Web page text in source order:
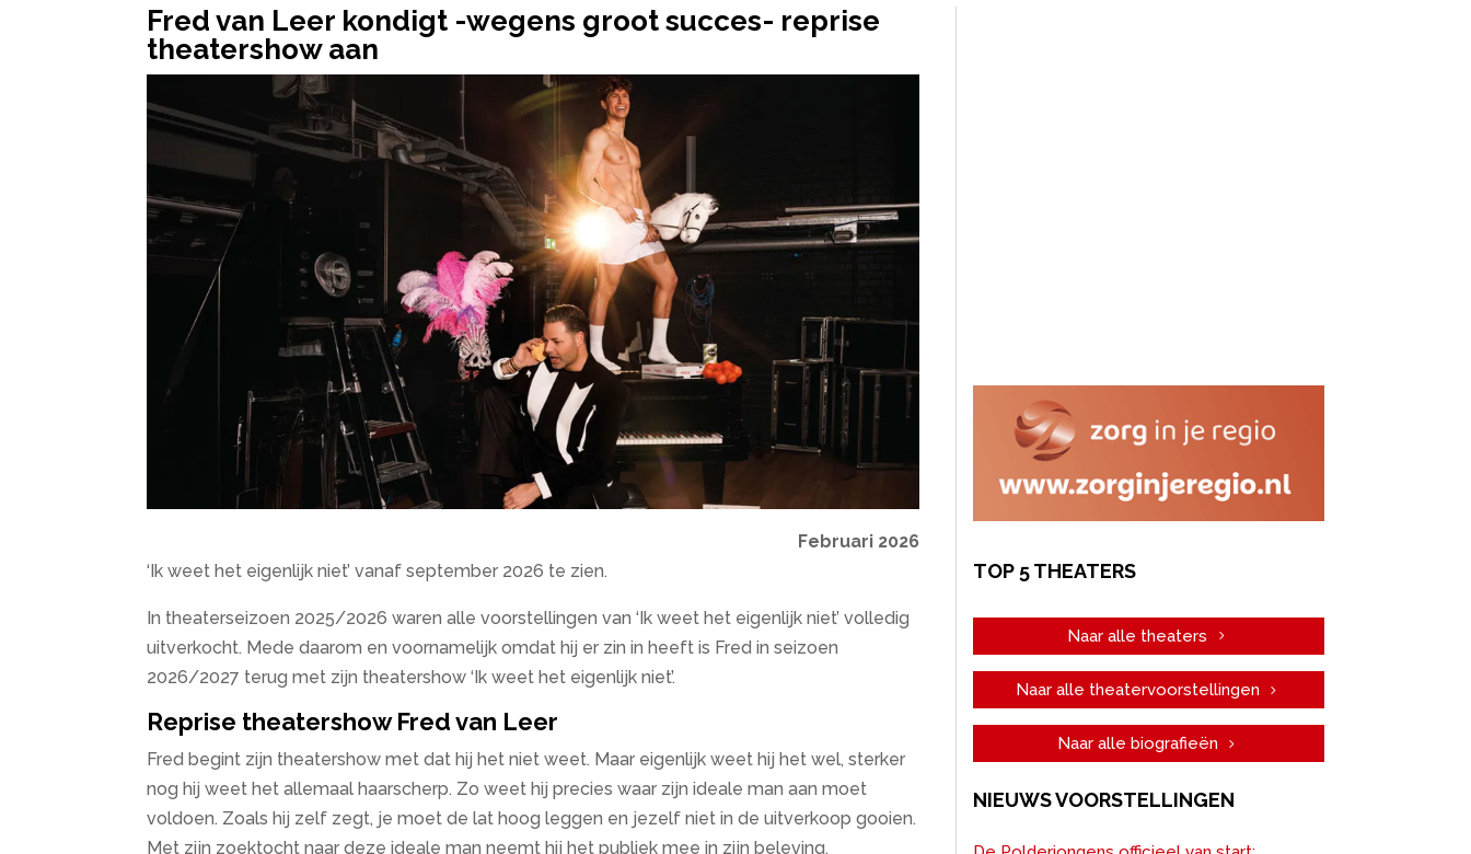
Fred van Leer kondigt -wegens groot succes- reprise
theatershow aan
Februari 2026
‘Ik weet het eigenlijk niet’ vanaf september 2026 te zien.
In theaterseizoen 2025/2026 waren alle voorstellingen van ‘Ik weet het eigenlijk niet’ volledig
uitverkocht. Mede daarom en voornamelijk omdat hij er zin in heeft is Fred in seizoen
2026/2027 terug met zijn theatershow ‘Ik weet het eigenlijk niet’.
Reprise theatershow Fred van Leer
Fred begint zijn theatershow met dat hij het niet weet. Maar eigenlijk weet hij het wel, sterker
nog hij weet het allemaal haarscherp. Zo weet hij precies waar zijn ideale man aan moet
voldoen. Zoals hij zelf zegt, je moet de lat hoog leggen en jezelf niet in de uitverkoop gooien.
Met zijn zoektocht naar deze ideale man neemt hij het publiek mee in zijn beleving,
TOP 5 THEATERS
Naar alle theaters
Naar alle theatervoorstellingen
Naar alle biografieën
NIEUWS VOORSTELLINGEN